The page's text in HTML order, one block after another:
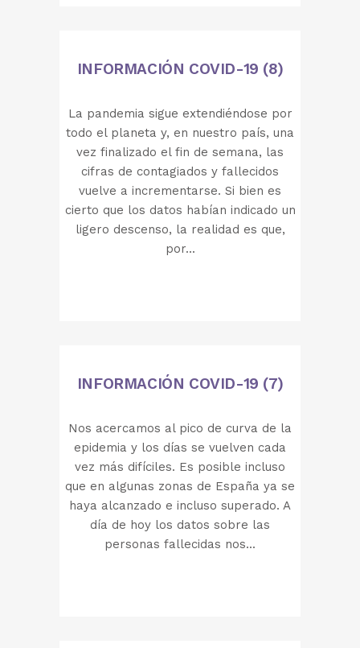
INFORMACIÓN COVID-19 (8)
La pandemia sigue extendiéndose por
todo el planeta y, en nuestro país, una
vez finalizado el fin de semana, las
cifras de contagiados y fallecidos
vuelve a incrementarse. Si bien es
cierto que los datos habían indicado un
ligero descenso, la realidad es que,
por...
INFORMACIÓN COVID-19 (7)
Nos acercamos al pico de curva de la
epidemia y los días se vuelven cada
vez más difíciles. Es posible incluso
que en algunas zonas de España ya se
haya alcanzado e incluso superado. A
día de hoy los datos sobre las
personas fallecidas nos...